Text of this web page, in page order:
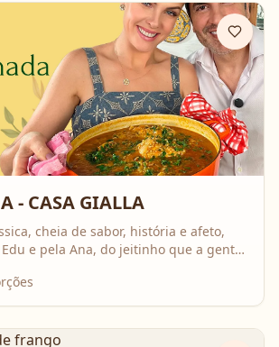
- CASA GIALLA
cheia de sabor, história e afeto,
e pela Ana, do jeitinho que a gente
o passo a passo completo da
importantes para deixar o frango
É daquelas receitas que reúnem